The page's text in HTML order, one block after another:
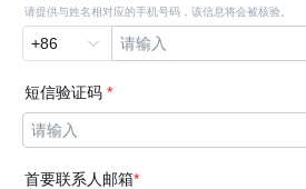
请提供与姓名相对应的手机号码，该信息将会被核验。
+86 请输入
短信验证码 *
请输入
首要联系人邮箱*